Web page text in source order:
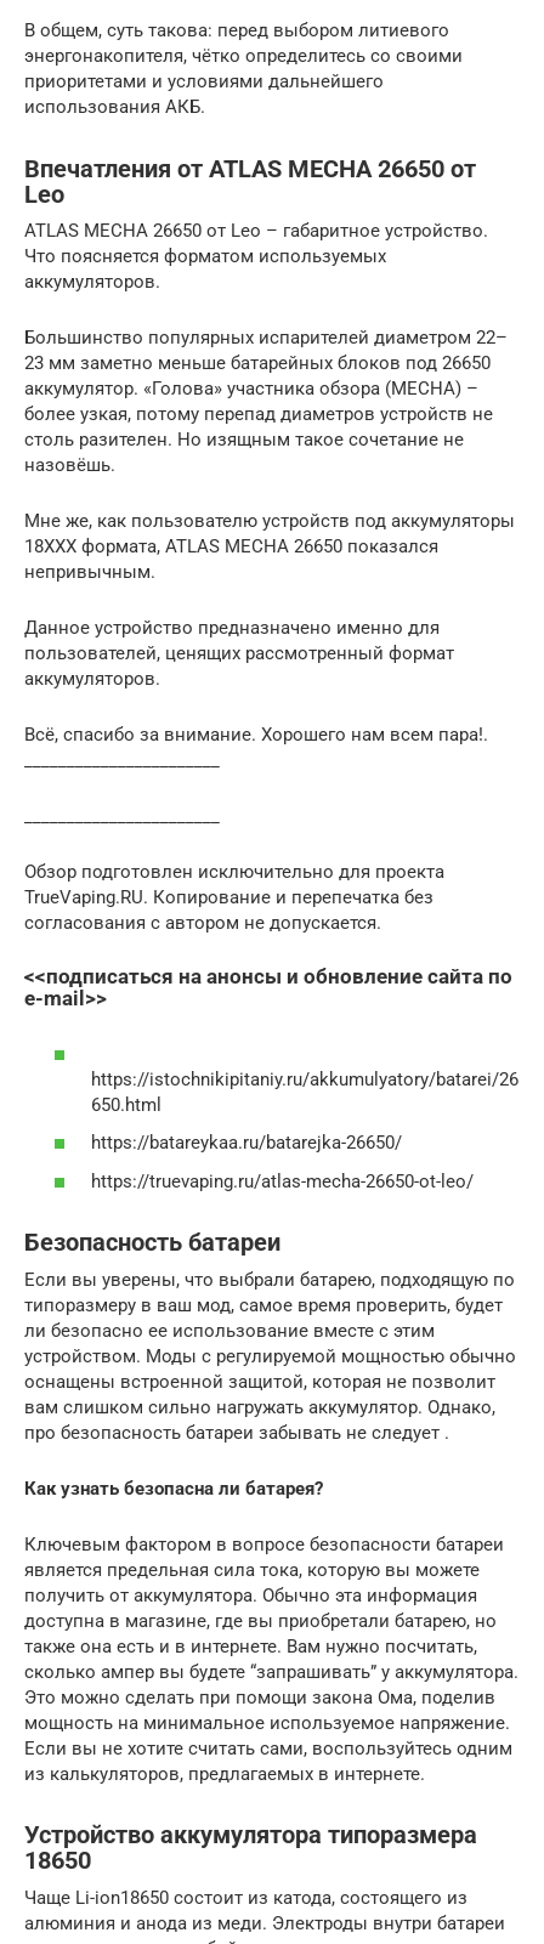
В общем, суть такова: перед выбором литиевого
энергонакопителя, чётко определитесь со своими
приоритетами и условиями дальнейшего
использования АКБ.
Впечатления от ATLAS MECHA 26650 от
Leo
ATLAS MECHA 26650 от Leo – габаритное устройство.
Что поясняется форматом используемых
аккумуляторов.
Большинство популярных испарителей диаметром 22–
23 мм заметно меньше батарейных блоков под 26650
аккумулятор. «Голова» участника обзора (MECHA) –
более узкая, потому перепад диаметров устройств не
столь разителен. Но изящным такое сочетание не
назовёшь.
Мне же, как пользователю устройств под аккумуляторы
18ХХХ формата, ATLAS MECHA 26650 показался
непривычным.
Данное устройство предназначено именно для
пользователей, ценящих рассмотренный формат
аккумуляторов.
Всё, спасибо за внимание. Хорошего нам всем пара!.
Обзор подготовлен исключительно для проекта
TrueVaping.RU. Копирование и перепечатка без
согласования с автором не допускается.
<<подписаться на анонсы и обновление сайта по
e-mail>>
https://istochnikipitaniy.ru/akkumulyatory/batarei/26
650.html
https://batareykaa.ru/batarejka-26650/
https://truevaping.ru/atlas-mecha-26650-ot-leo/
Безопасность батареи
Если вы уверены, что выбрали батарею, подходящую по
типоразмеру в ваш мод, самое время проверить, будет
ли безопасно ее использование вместе с этим
устройством. Моды с регулируемой мощностью обычно
оснащены встроенной защитой, которая не позволит
вам слишком сильно нагружать аккумулятор. Однако,
про безопасность батареи забывать не следует .
Как узнать безопасна ли батарея?
Ключевым фактором в вопросе безопасности батареи
является предельная сила тока, которую вы можете
получить от аккумулятора. Обычно эта информация
доступна в магазине, где вы приобретали батарею, но
также она есть и в интернете. Вам нужно посчитать,
сколько ампер вы будете “запрашивать” у аккумулятора.
Это можно сделать при помощи закона Ома, поделив
мощность на минимальное используемое напряжение.
Если вы не хотите считать сами, воспользуйтесь одним
из калькуляторов, предлагаемых в интернете.
Устройство аккумулятора типоразмера
18650
Чаще Li-ion18650 состоит из катода, состоящего из
алюминия и анода из меди. Электроды внутри батареи